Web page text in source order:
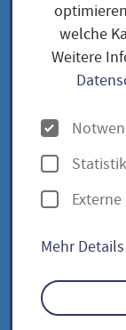
Rote
Rote
welche
Weitere
O
p
t
i
e
n
Statistik
Mehr